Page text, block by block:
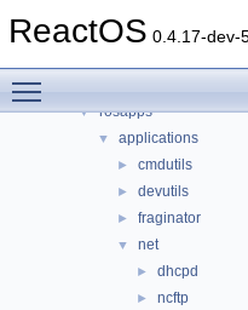
ReactOS 0.4.17-dev-
► hal
▼ rosapps
▼ applications
► cmdutils
► devutils
► fraginator
▼ net
► dhcpd
► ncftp